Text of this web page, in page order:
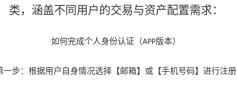
类，涵盖不同用户的交易与资产配置需求：
如何完成个人身份认证（APP版本）
一步：根据用户自身情况选择【邮箱】或【手机号码】进行注册